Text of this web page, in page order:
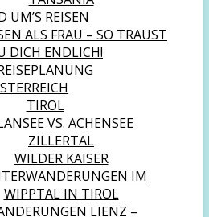
UM’S REISEN
ALS FRAU – SO TRAUST
DICH ENDLICH!
TIROL
VS. ACHENSEE
ZILLERTAL
WILDER KAISER
IM
WIPPTAL IN TIROL
LIENZ –